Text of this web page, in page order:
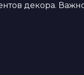
декора.